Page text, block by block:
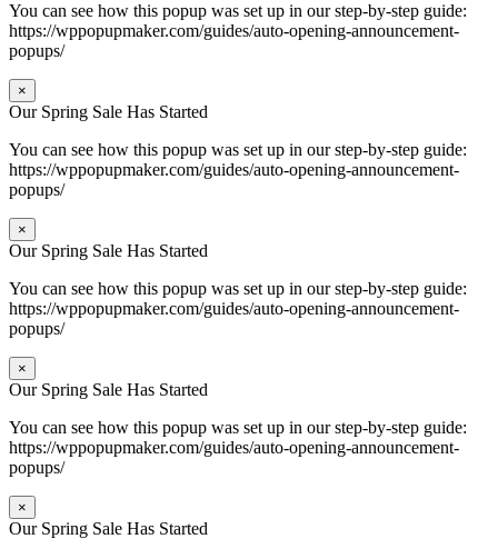
You can see how this popup was set up in our step-by-step guide:
https://wppopupmaker.com/guides/auto-opening-announcement-
popups/
×
Our Spring Sale Has Started
You can see how this popup was set up in our step-by-step guide:
https://wppopupmaker.com/guides/auto-opening-announcement-
popups/
×
Our Spring Sale Has Started
You can see how this popup was set up in our step-by-step guide:
https://wppopupmaker.com/guides/auto-opening-announcement-
popups/
×
Our Spring Sale Has Started
You can see how this popup was set up in our step-by-step guide:
https://wppopupmaker.com/guides/auto-opening-announcement-
popups/
×
Our Spring Sale Has Started